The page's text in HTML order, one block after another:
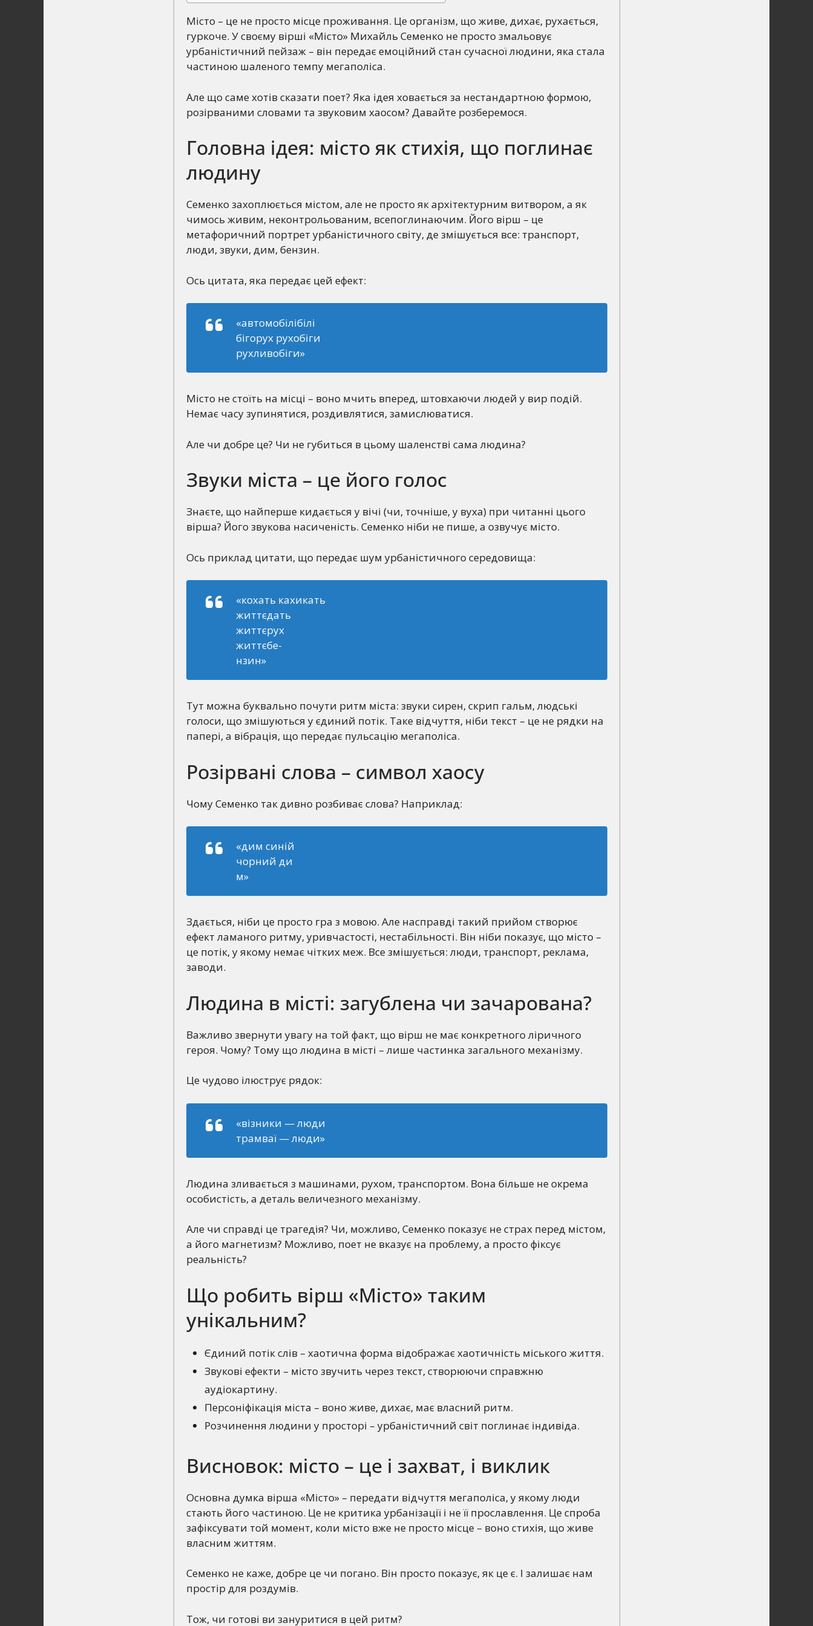
Місто – це не просто місце проживання. Це організм, що живе, дихає, рухається,
гуркоче. У своєму вірші «Місто» Михайль Семенко не просто змальовує
урбаністичний пейзаж – він передає емоційний стан сучасної людини, яка стала
частиною шаленого темпу мегаполіса.
Але що саме хотів сказати поет? Яка ідея ховається за нестандартною формою,
розірваними словами та звуковим хаосом? Давайте розберемося.
Головна ідея: місто як стихія, що поглинає
людину
Семенко захоплюється містом, але не просто як архітектурним витвором, а як
чимось живим, неконтрольованим, всепоглинаючим. Його вірш – це
метафоричний портрет урбаністичного світу, де змішується все: транспорт,
люди, звуки, дим, бензин.
Ось цитата, яка передає цей ефект:
«автомобілібілі
бігорух рухобіги
рухливобіги»
Місто не стоїть на місці – воно мчить вперед, штовхаючи людей у вир подій.
Немає часу зупинятися, роздивлятися, замислюватися.
Але чи добре це? Чи не губиться в цьому шаленстві сама людина?
Звуки міста – це його голос
Знаєте, що найперше кидається у вічі (чи, точніше, у вуха) при читанні цього
вірша? Його звукова насиченість. Семенко ніби не пише, а озвучує місто.
Ось приклад цитати, що передає шум урбаністичного середовища:
«кохать кахикать
життєдать
життєрух
життєбе-
нзин»
Тут можна буквально почути ритм міста: звуки сирен, скрип гальм, людські
голоси, що змішуються у єдиний потік. Таке відчуття, ніби текст – це не рядки на
папері, а вібрація, що передає пульсацію мегаполіса.
Розірвані слова – символ хаосу
Чому Семенко так дивно розбиває слова? Наприклад:
«дим синій
чорний ди
м»
Здається, ніби це просто гра з мовою. Але насправді такий прийом створює
ефект ламаного ритму, уривчастості, нестабільності. Він ніби показує, що місто –
це потік, у якому немає чітких меж. Все змішується: люди, транспорт, реклама,
заводи.
Людина в місті: загублена чи зачарована?
Важливо звернути увагу на той факт, що вірш не має конкретного ліричного
героя. Чому? Тому що людина в місті – лише частинка загального механізму.
Це чудово ілюструє рядок:
«візники — люди
трамваї — люди»
Людина зливається з машинами, рухом, транспортом. Вона більше не окрема
особистість, а деталь величезного механізму.
Але чи справді це трагедія? Чи, можливо, Семенко показує не страх перед містом,
а його магнетизм? Можливо, поет не вказує на проблему, а просто фіксує
реальність?
Що робить вірш «Місто» таким
унікальним?
Єдиний потік слів – хаотична форма відображає хаотичність міського життя.
Звукові ефекти – місто звучить через текст, створюючи справжню
аудіокартину.
Персоніфікація міста – воно живе, дихає, має власний ритм.
Розчинення людини у просторі – урбаністичний світ поглинає індивіда.
Висновок: місто – це і захват, і виклик
Основна думка вірша «Місто» – передати відчуття мегаполіса, у якому люди
стають його частиною. Це не критика урбанізації і не її прославлення. Це спроба
зафіксувати той момент, коли місто вже не просто місце – воно стихія, що живе
власним життям.
Семенко не каже, добре це чи погано. Він просто показує, як це є. І залишає нам
простір для роздумів.
Тож, чи готові ви зануритися в цей ритм?